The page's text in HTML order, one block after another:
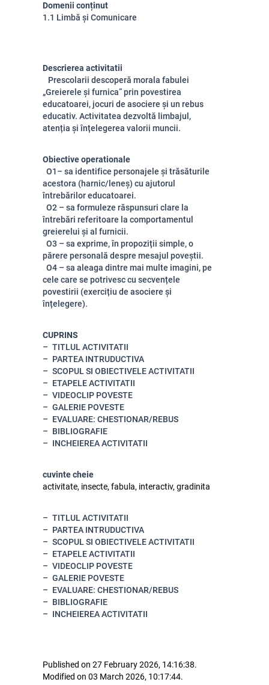
Domenii conținut
1.1 Limbă și Comunicare
Descrierea activitatii
Prescolarii descoperă morala fabulei
„Greierele și furnica” prin povestirea
educatoarei, jocuri de asociere și un rebus
educativ. Activitatea dezvoltă limbajul,
atenția și înțelegerea valorii muncii.
Obiective operationale
O1– sa identifice personajele și trăsăturile
acestora (harnic/leneș) cu ajutorul
întrebărilor educatoarei.
O2 – sa formuleze răspunsuri clare la
întrebări referitoare la comportamentul
greierelui și al furnicii.
O3 – sa exprime, în propoziții simple, o
părere personală despre mesajul poveștii.
O4 – sa aleaga dintre mai multe imagini, pe
cele care se potrivesc cu secvențele
povestirii (exercițiu de asociere și
înțelegere).
CUPRINS
TITLUL ACTIVITATII
PARTEA INTRUDUCTIVA
SCOPUL SI OBIECTIVELE ACTIVITATII
ETAPELE ACTIVITATII
VIDEOCLIP POVESTE
GALERIE POVESTE
EVALUARE: CHESTIONAR/REBUS
BIBLIOGRAFIE
INCHEIEREA ACTIVITATII
cuvinte cheie
activitate, insecte, fabula, interactiv, gradinita
TITLUL ACTIVITATII
PARTEA INTRUDUCTIVA
SCOPUL SI OBIECTIVELE ACTIVITATII
ETAPELE ACTIVITATII
VIDEOCLIP POVESTE
GALERIE POVESTE
EVALUARE: CHESTIONAR/REBUS
BIBLIOGRAFIE
INCHEIEREA ACTIVITATII
Published on 27 February 2026, 14:16:38.
Modified on 03 March 2026, 10:17:44.